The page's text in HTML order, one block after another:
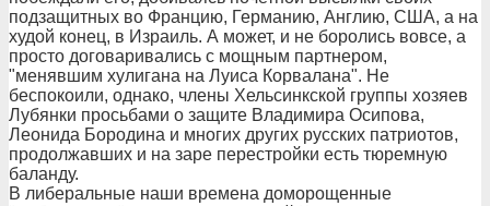
подзащитных во Францию, Германию, Англию, США, а на
худой конец, в Израиль. А может, и не боролись вовсе, а
просто договаривались с мощным партнером,
"менявшим хулигана на Луиса Корвалана". Не
беспокоили, однако, члены Хельсинкской группы хозяев
Лубянки просьбами о защите Владимира Осипова,
Леонида Бородина и многих других русских патриотов,
продолжавших и на заре перестройки есть тюремную
баланду.
В либеральные наши времена доморощенные